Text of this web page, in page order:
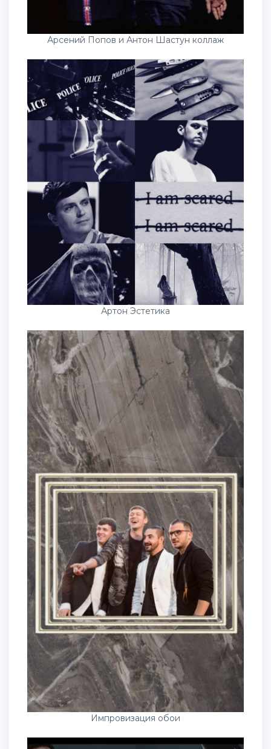
Арсений Попов и Антон Шастун коллаж
Артон Эстетика
Импровизация обои